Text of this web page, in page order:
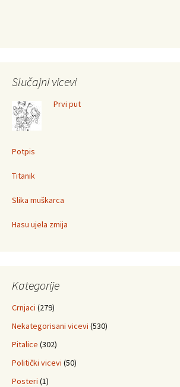
Slučajni vicevi
Prvi put
Potpis
Titanik
Slika muškarca
Hasu ujela zmija
Kategorije
Crnjaci (279)
Nekategorisani vicevi (530)
Pitalice (302)
Politički vicevi (50)
Posteri (1)